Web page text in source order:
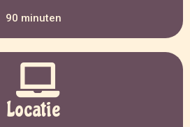
90 minuten
Locatie